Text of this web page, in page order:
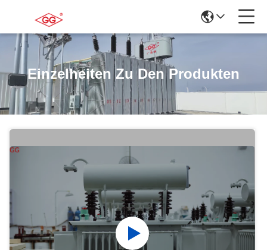
Einzelheiten Zu Den Produkten